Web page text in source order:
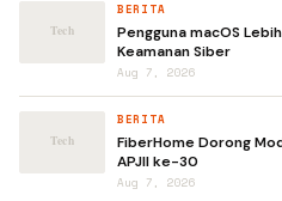
BERITA
Pengguna macOS
Keamanan Siber
Aug 7, 2026
BERITA
FiberHome Dorong
APJII ke-30
Aug 7, 2026